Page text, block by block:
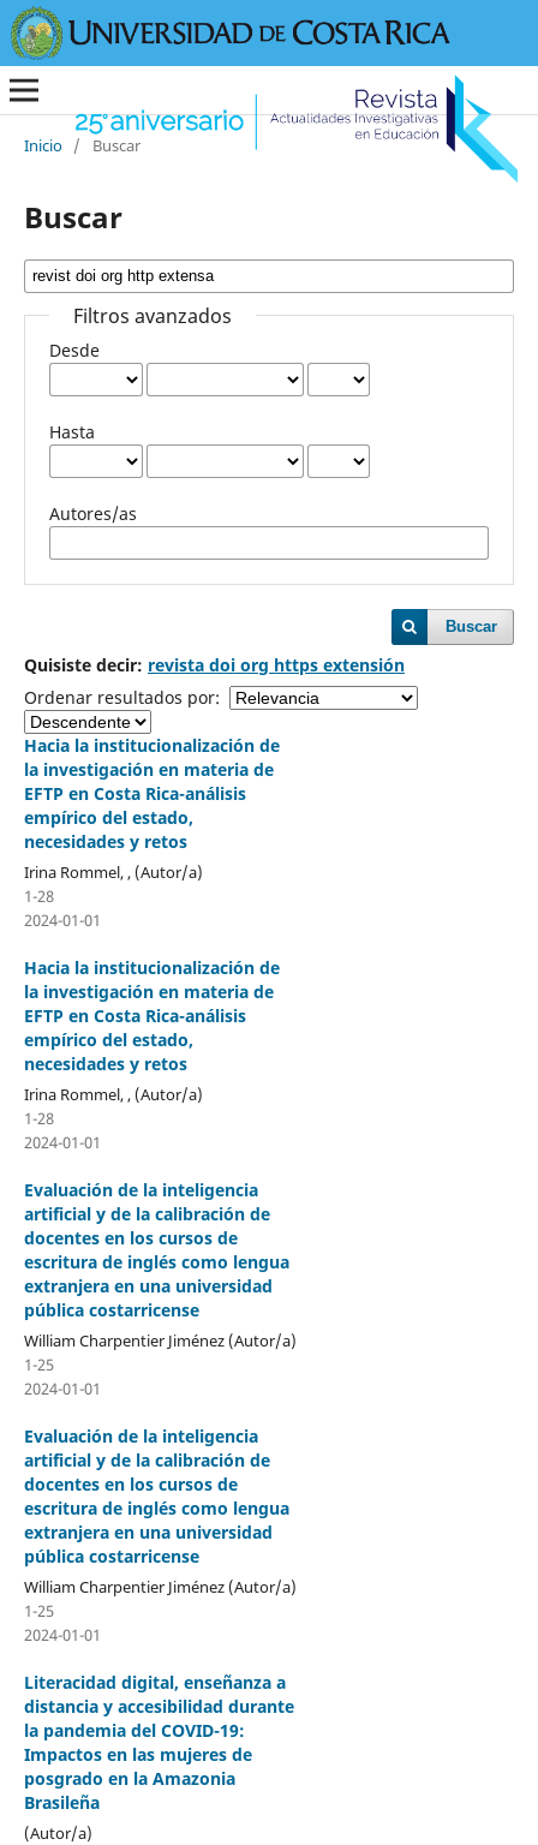
Inicio / Buscar
Buscar
Filtros avanzados
Desde
Hasta
Autores/as
Buscar
Quisiste decir: revista doi org https extensión
Ordenar resultados por:
Hacia la institucionalización de
la investigación en materia de
EFTP en Costa Rica-análisis
empírico del estado,
necesidades y retos
Irina Rommel, , (Autor/a)
1-28
2024-01-01
Hacia la institucionalización de
la investigación en materia de
EFTP en Costa Rica-análisis
empírico del estado,
necesidades y retos
Irina Rommel, , (Autor/a)
1-28
2024-01-01
Evaluación de la inteligencia
artificial y de la calibración de
docentes en los cursos de
escritura de inglés como lengua
extranjera en una universidad
pública costarricense
William Charpentier Jiménez (Autor/a)
1-25
2024-01-01
Evaluación de la inteligencia
artificial y de la calibración de
docentes en los cursos de
escritura de inglés como lengua
extranjera en una universidad
pública costarricense
William Charpentier Jiménez (Autor/a)
1-25
2024-01-01
Literacidad digital, enseñanza a
distancia y accesibilidad durante
la pandemia del COVID-19:
Impactos en las mujeres de
posgrado en la Amazonia
Brasileña
(Autor/a)